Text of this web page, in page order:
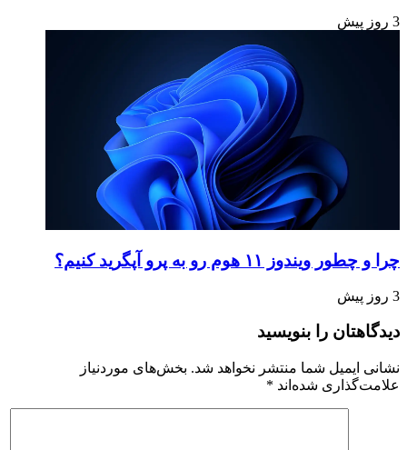
3 روز پیش
چرا و چطور ویندوز ۱۱ هوم رو به پرو آپگرید کنیم؟
3 روز پیش
دیدگاهتان را بنویسید
نشانی ایمیل شما منتشر نخواهد شد. بخش‌های موردنیاز
علامت‌گذاری شده‌اند *